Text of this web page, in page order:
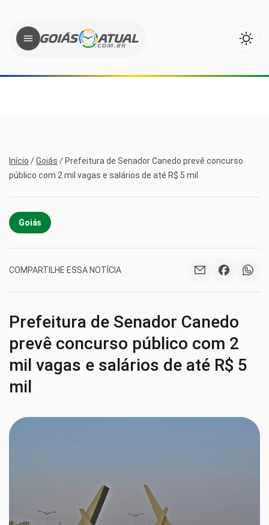
Início /Goiás / Prefeitura de Senador Canedo prevê concurso
público com 2 mil vagas e salários de até R$ 5 mil
Goiás
COMPARTILHE ESSA NOTÍCIA
Prefeitura de Senador Canedo
prevê concurso público com 2
mil vagas e salários de até R$ 5
mil